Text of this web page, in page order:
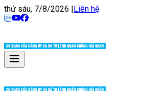
thứ sáu, 7/8/2026 |Liên hệ